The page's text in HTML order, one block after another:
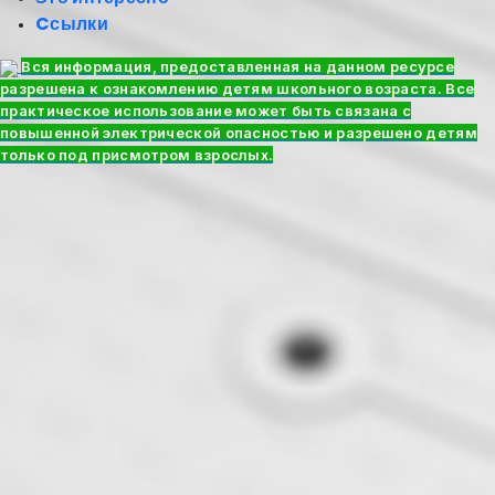
Cсылки
Вся информация, предоставленная на данном ресурсе
разрешена к ознакомлению детям школьного возраста. Все
практическое использование может быть связана с
повышенной электрической опасностью и разрешено детям
только под присмотром взрослых.